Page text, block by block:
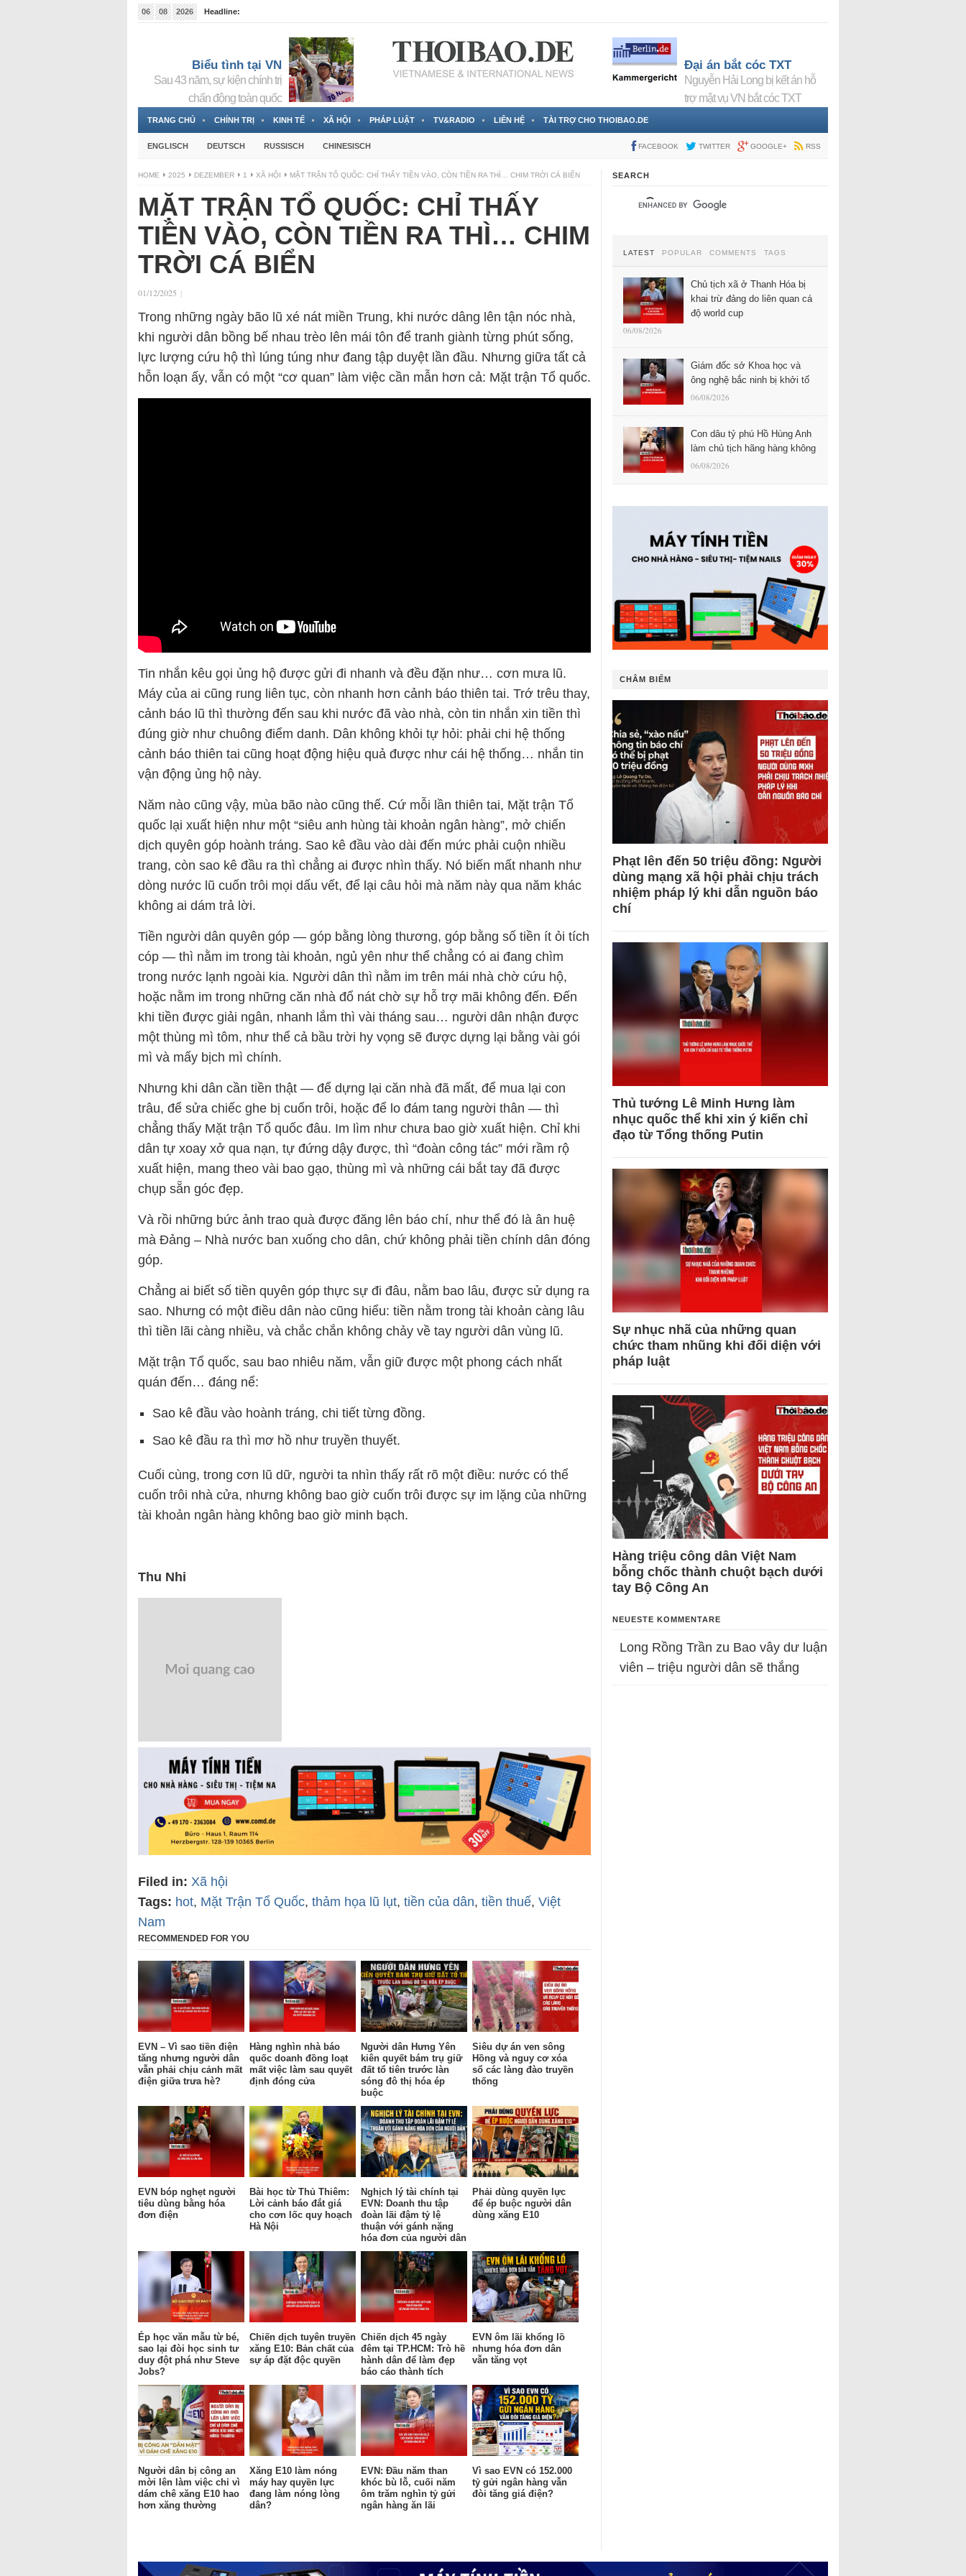
06 08 2026
Headline:
Biểu tình tại VN
Sau 43 năm, sự kiện chính trị
chấn động toàn quốc
Đại án bắt cóc TXT
Nguyễn Hải Long bị kết án hỗ
trợ mật vụ VN bắt cóc TXT
TRANG CHỦ CHÍNH TRỊ KINH TẾ XÃ HỘI PHÁP LUẬT TV&RADIO LIÊN HỆ TÀI TRỢ CHO THOIBAO.DE
ENGLISCH DEUTSCH RUSSISCH CHINESISCH FACEBOOK TWITTER GOOGLE+ RSS
HOME 2025 DEZEMBER 1 XÃ HỘI MẶT TRẬN TỔ QUỐC: CHỈ THẤY TIỀN VÀO, CÒN TIỀN RA THÌ… CHIM TRỜI CÁ BIỂN
MẶT TRẬN TỔ QUỐC: CHỈ THẤY
TIỀN VÀO, CÒN TIỀN RA THÌ… CHIM
TRỜI CÁ BIỂN
01/12/2025 |
Trong những ngày bão lũ xé nát miền Trung, khi nước dâng lên tận nóc nhà,
khi người dân bồng bế nhau trèo lên mái tôn để tranh giành từng phút sống,
lực lượng cứu hộ thì lúng túng như đang tập duyệt lần đầu. Nhưng giữa tất cả
hỗn loạn ấy, vẫn có một “cơ quan” làm việc cần mẫn hơn cả: Mặt trận Tổ quốc.
Tin nhắn kêu gọi ủng hộ được gửi đi nhanh và đều đặn như… cơn mưa lũ.
Máy của ai cũng rung liên tục, còn nhanh hơn cảnh báo thiên tai. Trớ trêu thay,
cảnh báo lũ thì thường đến sau khi nước đã vào nhà, còn tin nhắn xin tiền thì
đúng giờ như chuông điểm danh. Dân không khỏi tự hỏi: phải chi hệ thống
cảnh báo thiên tai cũng hoạt động hiệu quả được như cái hệ thống… nhắn tin
vận động ủng hộ này.
Năm nào cũng vậy, mùa bão nào cũng thế. Cứ mỗi lần thiên tai, Mặt trận Tổ
quốc lại xuất hiện như một “siêu anh hùng tài khoản ngân hàng”, mở chiến
dịch quyên góp hoành tráng. Sao kê đầu vào dài đến mức phải cuộn nhiều
trang, còn sao kê đầu ra thì chẳng ai được nhìn thấy. Nó biến mất nhanh như
dòng nước lũ cuốn trôi mọi dấu vết, để lại câu hỏi mà năm này qua năm khác
không ai dám trả lời.
Tiền người dân quyên góp — góp bằng lòng thương, góp bằng số tiền ít ỏi tích
cóp — thì nằm im trong tài khoản, ngủ yên như thể chẳng có ai đang chìm
trong nước lạnh ngoài kia. Người dân thì nằm im trên mái nhà chờ cứu hộ,
hoặc nằm im trong những căn nhà đổ nát chờ sự hỗ trợ mãi không đến. Đến
khi tiền được giải ngân, nhanh lắm thì vài tháng sau… người dân nhận được
một thùng mì tôm, như thể cả bầu trời hy vọng sẽ được dựng lại bằng vài gói
mì và mấy bịch mì chính.
Nhưng khi dân cần tiền thật — để dựng lại căn nhà đã mất, để mua lại con
trâu, để sửa chiếc ghe bị cuốn trôi, hoặc để lo đám tang người thân — thì
chẳng thấy Mặt trận Tổ quốc đâu. Im lìm như chưa bao giờ xuất hiện. Chỉ khi
dân tự xoay xở qua nạn, tự đứng dậy được, thì “đoàn công tác” mới rầm rộ
xuất hiện, mang theo vài bao gạo, thùng mì và những cái bắt tay đã được
chụp sẵn góc đẹp.
Và rồi những bức ảnh trao quà được đăng lên báo chí, như thể đó là ân huệ
mà Đảng – Nhà nước ban xuống cho dân, chứ không phải tiền chính dân đóng
góp.
Chẳng ai biết số tiền quyên góp thực sự đi đâu, nằm bao lâu, được sử dụng ra
sao. Nhưng có một điều dân nào cũng hiểu: tiền nằm trong tài khoản càng lâu
thì tiền lãi càng nhiều, và chắc chắn không chảy về tay người dân vùng lũ.
Mặt trận Tổ quốc, sau bao nhiêu năm, vẫn giữ được một phong cách nhất
quán đến… đáng nể:
Sao kê đầu vào hoành tráng, chi tiết từng đồng.
Sao kê đầu ra thì mơ hồ như truyền thuyết.
Cuối cùng, trong cơn lũ dữ, người ta nhìn thấy rất rõ một điều: nước có thể
cuốn trôi nhà cửa, nhưng không bao giờ cuốn trôi được sự im lặng của những
tài khoản ngân hàng không bao giờ minh bạch.
Thu Nhi
Filed in: Xã hội
Tags: hot, Mặt Trận Tổ Quốc, thảm họa lũ lụt, tiền của dân, tiền thuế, Việt
Nam
RECOMMENDED FOR YOU
EVN – Vì sao tiền điện
tăng nhưng người dân
vẫn phải chịu cảnh mất
điện giữa trưa hè?
Hàng nghìn nhà báo
quốc doanh đồng loạt
mất việc làm sau quyết
định đóng cửa
Người dân Hưng Yên
kiên quyết bám trụ giữ
đất tổ tiên trước làn
sóng đô thị hóa ép
buộc
Siêu dự án ven sông
Hồng và nguy cơ xóa
sổ các làng đào truyền
thống
EVN bóp nghẹt người
tiêu dùng bằng hóa
đơn điện
Bài học từ Thủ Thiêm:
Lời cảnh báo đắt giá
cho cơn lốc quy hoạch
Hà Nội
Nghịch lý tài chính tại
EVN: Doanh thu tập
đoàn lãi đậm tỷ lệ
thuận với gánh nặng
hóa đơn của người dân
Phải dùng quyền lực
để ép buộc người dân
dùng xăng E10
Ép học văn mẫu từ bé,
sao lại đòi học sinh tư
duy đột phá như Steve
Jobs?
Chiến dịch tuyên truyền
xăng E10: Bản chất của
sự áp đặt độc quyền
Chiến dịch 45 ngày
đêm tại TP.HCM: Trò hề
hành dân để làm đẹp
báo cáo thành tích
EVN ôm lãi khổng lồ
nhưng hóa đơn dân
vẫn tăng vọt
Người dân bị công an
mời lên làm việc chỉ vì
dám chê xăng E10 hao
hơn xăng thường
Xăng E10 làm nóng
máy hay quyền lực
đang làm nóng lòng
dân?
EVN: Đầu năm than
khóc bù lỗ, cuối năm
ôm trăm nghìn tỷ gửi
ngân hàng ăn lãi
Vì sao EVN có 152.000
tỷ gửi ngân hàng vẫn
đòi tăng giá điện?
SEARCH
LATEST POPULAR COMMENTS TAGS
Chủ tịch xã ở Thanh Hóa bị
khai trừ đảng do liên quan cá
độ world cup
06/08/2026
Giám đốc sở Khoa học và
ông nghệ bắc ninh bị khởi tố
06/08/2026
Con dâu tỷ phú Hồ Hùng Anh
làm chủ tịch hãng hàng không
06/08/2026
CHÂM BIẾM
Phạt lên đến 50 triệu đồng: Người
dùng mạng xã hội phải chịu trách
nhiệm pháp lý khi dẫn nguồn báo
chí
Thủ tướng Lê Minh Hưng làm
nhục quốc thể khi xin ý kiến chỉ
đạo từ Tổng thống Putin
Sự nhục nhã của những quan
chức tham nhũng khi đối diện với
pháp luật
Hàng triệu công dân Việt Nam
bỗng chốc thành chuột bạch dưới
tay Bộ Công An
NEUESTE KOMMENTARE
Long Rồng Trần zu Bao vây dư luận
viên – triệu người dân sẽ thắng